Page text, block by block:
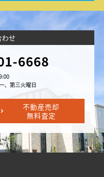
せ
6668
、第三火曜日
不動産売却
無料査定